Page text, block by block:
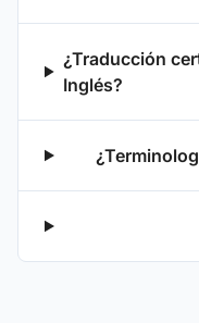
¿Traducción
Inglés?